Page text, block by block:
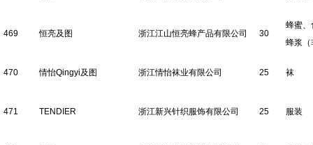
469 恒亮及图 浙江江山恒亮蜂产品有限公司 30
蜂蜜、
蜂浆
470 情怡Qingyi及图 浙江情怡袜业有限公司 25 袜
471 TENDIER 浙江新兴针织服饰有限公司 25 服装